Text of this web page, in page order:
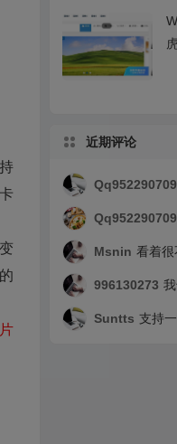
近期评论
Qq952290709
Qq952290709
Msnin 看着
996130273
Suntts 支持